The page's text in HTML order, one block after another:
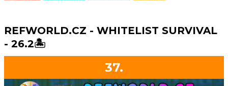
REFWORLD.CZ - WHITELIST SURVIVAL
- 26.2🏝️
37.